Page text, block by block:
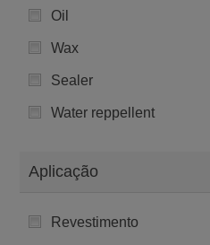
Oil
Wax
Sealer
Water reppellent
Aplicação
Revestimento